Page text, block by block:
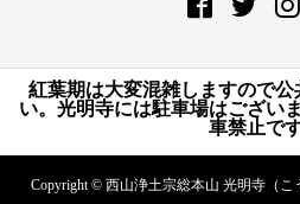
紅葉期は大変混雑しますので
い。光明寺には駐車場はござい
車禁止です
Copyright © 西山浄土宗総本山 光明寺（こ